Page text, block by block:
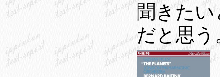
聞きた
だと思う